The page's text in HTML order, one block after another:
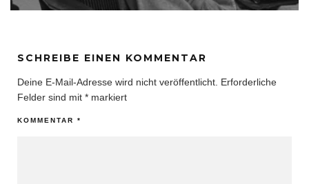
SCHREIBE EINEN KOMMENTAR
Deine E-Mail-Adresse wird nicht veröffentlicht. Erforderliche
Felder sind mit * markiert
KOMMENTAR *